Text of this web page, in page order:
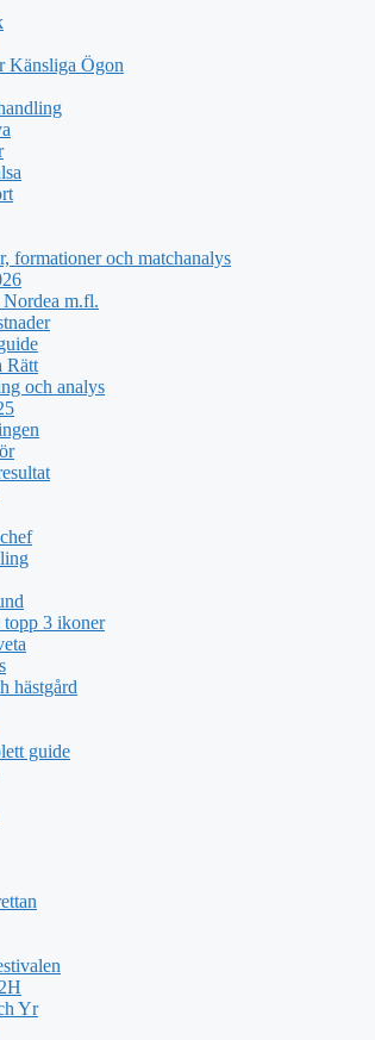
Känsliga Ögon
formationer och matchanalys
m.fl.
Rätt
och analys
topp 3 ikoner
hästgård
guide
Yr